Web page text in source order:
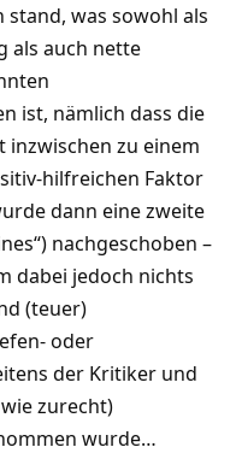
stand, was sowohl als
als auch nette
ist, nämlich dass die
inzwischen zu einem
hilfreichen Faktor
dann eine zweite
nachgeschoben –
dabei jedoch nichts
(teuer)
oder
der Kritiker und
zurecht)
wurde…